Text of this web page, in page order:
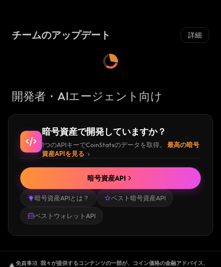
チームのアップデート 詳細
開発者・AIエージェント向け
暗号資産で開発していますか？
1つのAPIキーでCoinStatsのデータを取得。
最高の暗号
資産APIを見る
暗号資産APIとは？ ベスト暗号資産API
ベストウォレットAPI
暗号資産API
免責事項. 我々が提供するコンテンツの一部が、コイン価格の金融アドバイス、